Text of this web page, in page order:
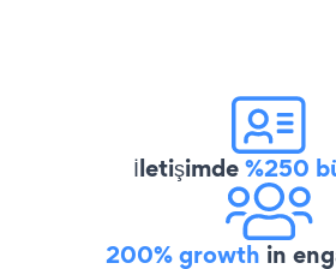
İletişimde%250
200% growth in